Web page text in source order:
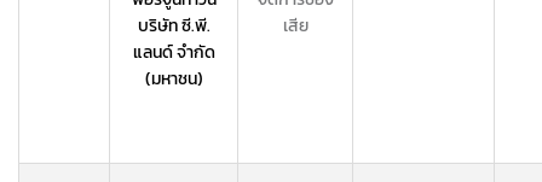
บริษัท ซี.พี.
แลนด์ จำกัด
(มหาชน)
เสีย